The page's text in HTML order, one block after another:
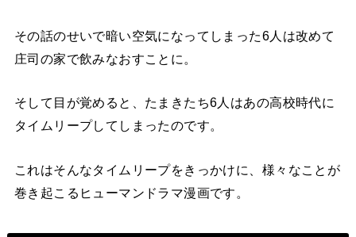
その話のせいで暗い空気になってしまった6人は改めて
庄司の家で飲みなおすことに。
そして目が覚めると、たまきたち6人はあの高校時代に
タイムリープしてしまったのです。
これはそんなタイムリープをきっかけに、様々なことが
巻き起こるヒューマンドラマ漫画です。